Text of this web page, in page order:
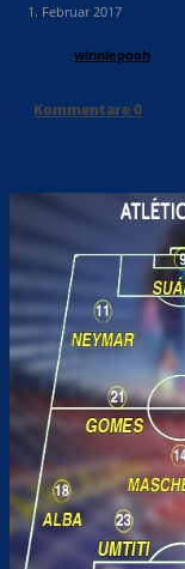
1. Februar 2017
winniepooh
Kommentare0